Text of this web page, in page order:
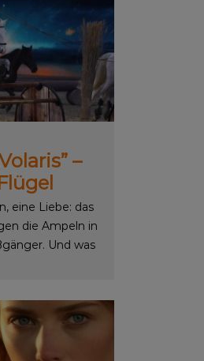
–
eine Liebe: das
die Ampeln in
Und was